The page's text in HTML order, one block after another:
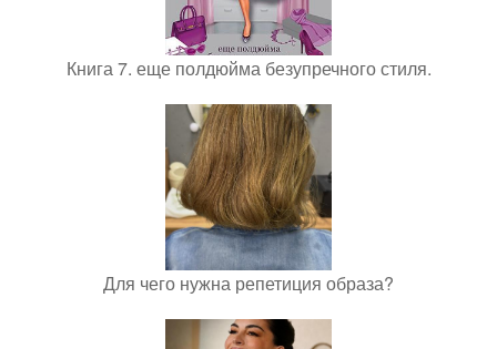
Книга 7. еще полдюйма безупречного стиля.
Для чего нужна репетиция образа?